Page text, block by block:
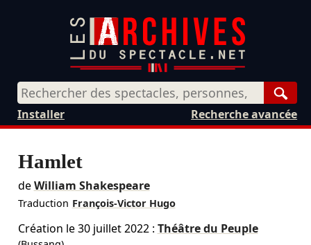
Recherche avancée
Installer
Hamlet
deWilliam Shakespeare
Traduction François-Victor Hugo
Création le30 juillet 2022: Théâtre du Peuple